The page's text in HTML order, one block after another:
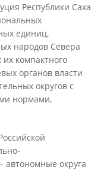
Республики Саха
единиц,
народов Севера
компактного
органов власти
округов с
нормами,
округа